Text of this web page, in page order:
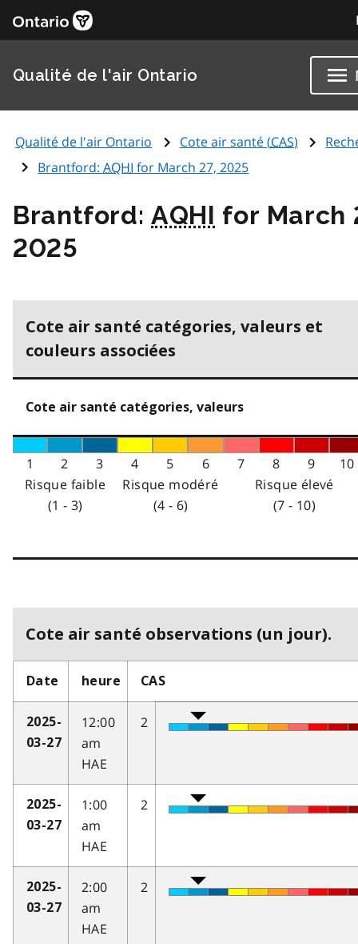
Qualité de l'air Ontario
Qualité de l'air Ontario Cote air santé (CAS)
Brantford:AQHI for March 27, 2025
Brantford:AQHI for March
2025
Cote air santé catégories, valeurs et
couleurs associées
Cote air santé catégories, valeurs
1 2 3 4 5 6 7 8 9
10
Risque faible
(1 - 3)
Risque modéré
(4 - 6)
Risque élevé
(7 - 10)
Cote air santé observations (un jour).
Date heure CAS
2025-
03-27
12:00
am
HAE
2
2025-
03-27
1:00
am
HAE
2
2025-
03-27
2:00
am
HAE
2